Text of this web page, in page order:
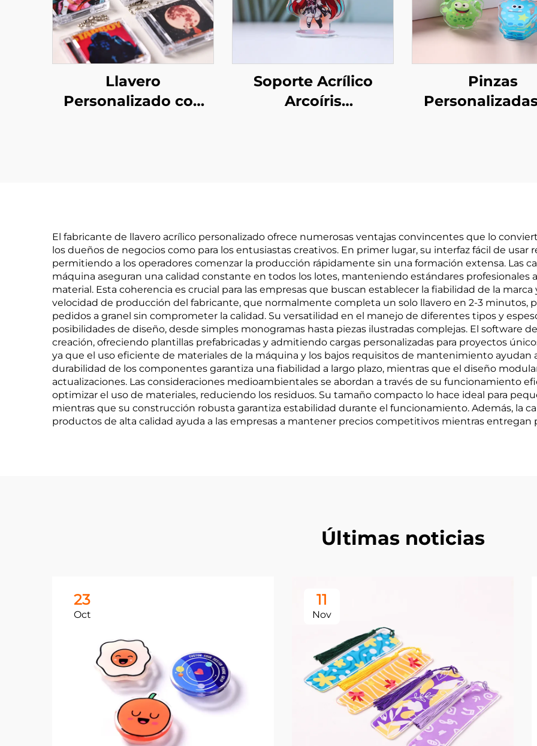
Llavero
Personalizado con
Soporte Acrílico
Arcoíris
Pinzas
El fabricante de llavero acrílico personalizado ofrece numerosas ventajas convincentes que lo
los dueños de negocios como para los entusiastas creativos. En primer lugar, su interfaz fácil de
permitiendo a los operadores comenzar la producción rápidamente sin una formación extensa. Las
máquina aseguran una calidad constante en todos los lotes, manteniendo estándares
material. Esta coherencia es crucial para las empresas que buscan establecer la fiabilidad de la
velocidad de producción del fabricante, que normalmente completa un solo llavero en 2-3
pedidos a granel sin comprometer la calidad. Su versatilidad en el manejo de diferentes tipos y
posibilidades de diseño, desde simples monogramas hasta piezas ilustradas complejas. El software
creación, ofreciendo plantillas prefabricadas y admitiendo cargas personalizadas para proyectos
ya que el uso eficiente de materiales de la máquina y los bajos requisitos de mantenimiento ayudan
durabilidad de los componentes garantiza una fiabilidad a largo plazo, mientras que el diseño
actualizaciones. Las consideraciones medioambientales se abordan a través de su funcionamiento
optimizar el uso de materiales, reduciendo los residuos. Su tamaño compacto lo hace ideal para
mientras que su construcción robusta garantiza estabilidad durante el funcionamiento. Además, la
productos de alta calidad ayuda a las empresas a mantener precios competitivos mientras entregan
Últimas noticias
23
Oct
11
Nov